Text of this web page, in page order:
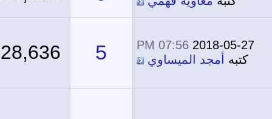
2018-05-27
07:56 PM
كتبهأمجد الميساوي 5
28,636